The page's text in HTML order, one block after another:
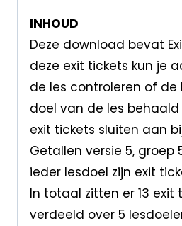
INHOUD
Deze download bevat
deze exit tickets kun je
de les controleren of de
doel van de les behaald
exit tickets sluiten aan
Getallen versie 5, groep
ieder lesdoel zijn exit
In totaal zitten er 13 exit
verdeeld over 5